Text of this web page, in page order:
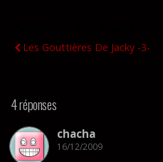
Les Gouttières De Jacky -3-
4 réponses
chacha
16/12/2009